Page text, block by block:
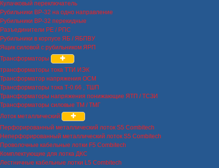
Кулачковый переключатель
Рубильники ВР-32 на одно направление
Рубильники ВР-32 перекидные
Разъединители РЕ / РПС
Рубильники в корпусе ЯБ / ЯБПВУ
Ящик силовой с рубильником ЯРП
Трансформаторы
трансформаторы тока ТТИ ИЭК
Трансформатор напряжения ОСМ
Трансформаторы тока Т-0.66 , ТШП
Трансформаторы напряжения понижающие ЯТП / ТСЗИ
Трансформаторы силовые ТМ / ТМГ
Лоток металлический
Перфорированный металлический лоток S5 Combitech
Неперфорированный металлический лоток S5 Combitech
Проволочные кабельные лотки F5 Combitech
Комплектующие для лотка ДКС
Лестничные кабельные лотки L5 Combitech